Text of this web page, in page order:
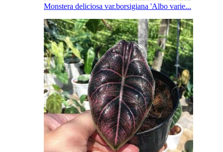
Monstera deliciosa var.borsigiana 'Albo varie...